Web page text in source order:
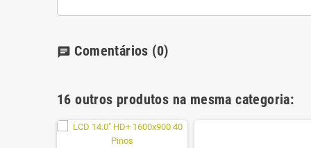
chat Comentários (0)
16 outros produtos na mesma categoria: